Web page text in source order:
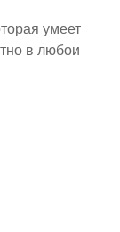
умеет
в любои